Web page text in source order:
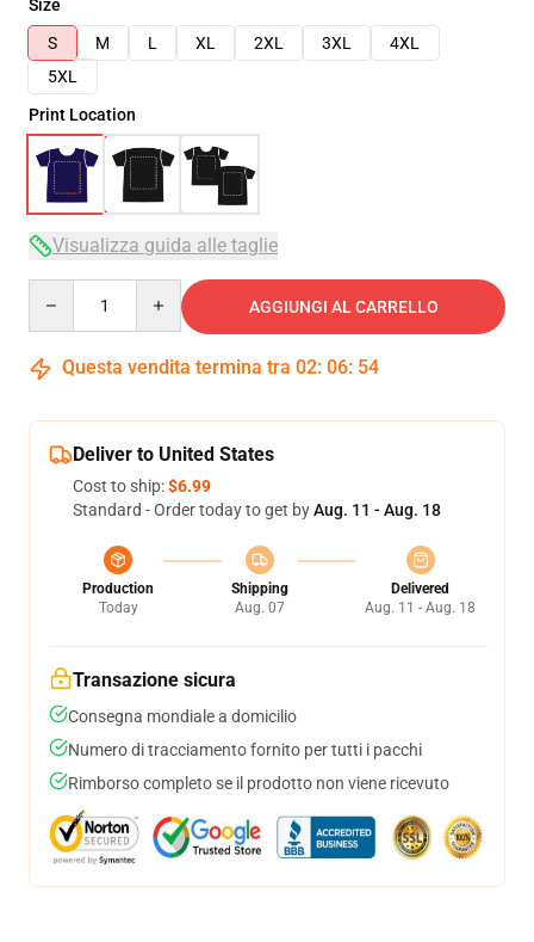
Size
S
M L XL 2XL 3XL
4XL
5XL
Print Location
Visualizza guida alle taglie
AGGIUNGI AL CARRELLO
Questa vendita termina tra 02: 06: 54
Deliver to United States
Cost to ship:$6.99
Standard - Order today to get byAug. 11 - Aug. 18
Production
Today
Shipping
Aug. 07
Delivered
Aug. 11 - Aug. 18
Transazione sicura
Consegna mondiale a domicilio
Numero di tracciamento fornito per tutti i pacchi
Rimborso completo se il prodotto non viene ricevuto